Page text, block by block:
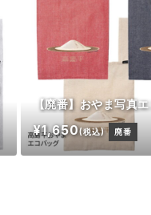
【廃番】おやま写真
¥1,650(税込) 廃番